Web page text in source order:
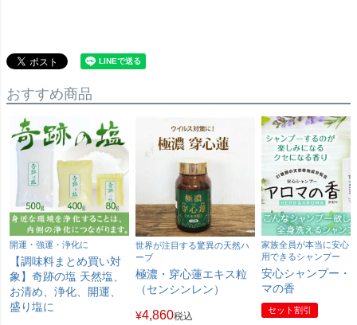
おすすめ商品
開運・強運・浄化に
【調味料まとめ買い対
象】奇跡の塩 天然塩、
お清め、浄化、開運、
盛り塩に
世界が注目する驚異の天然ハ
ーブ
極濃・穿心蓮エキス粒
（センシンレン）
¥4,860税込
家族全員が本当に安心
用できるシャンプー
安心シャンプー・
マの香
セット割引